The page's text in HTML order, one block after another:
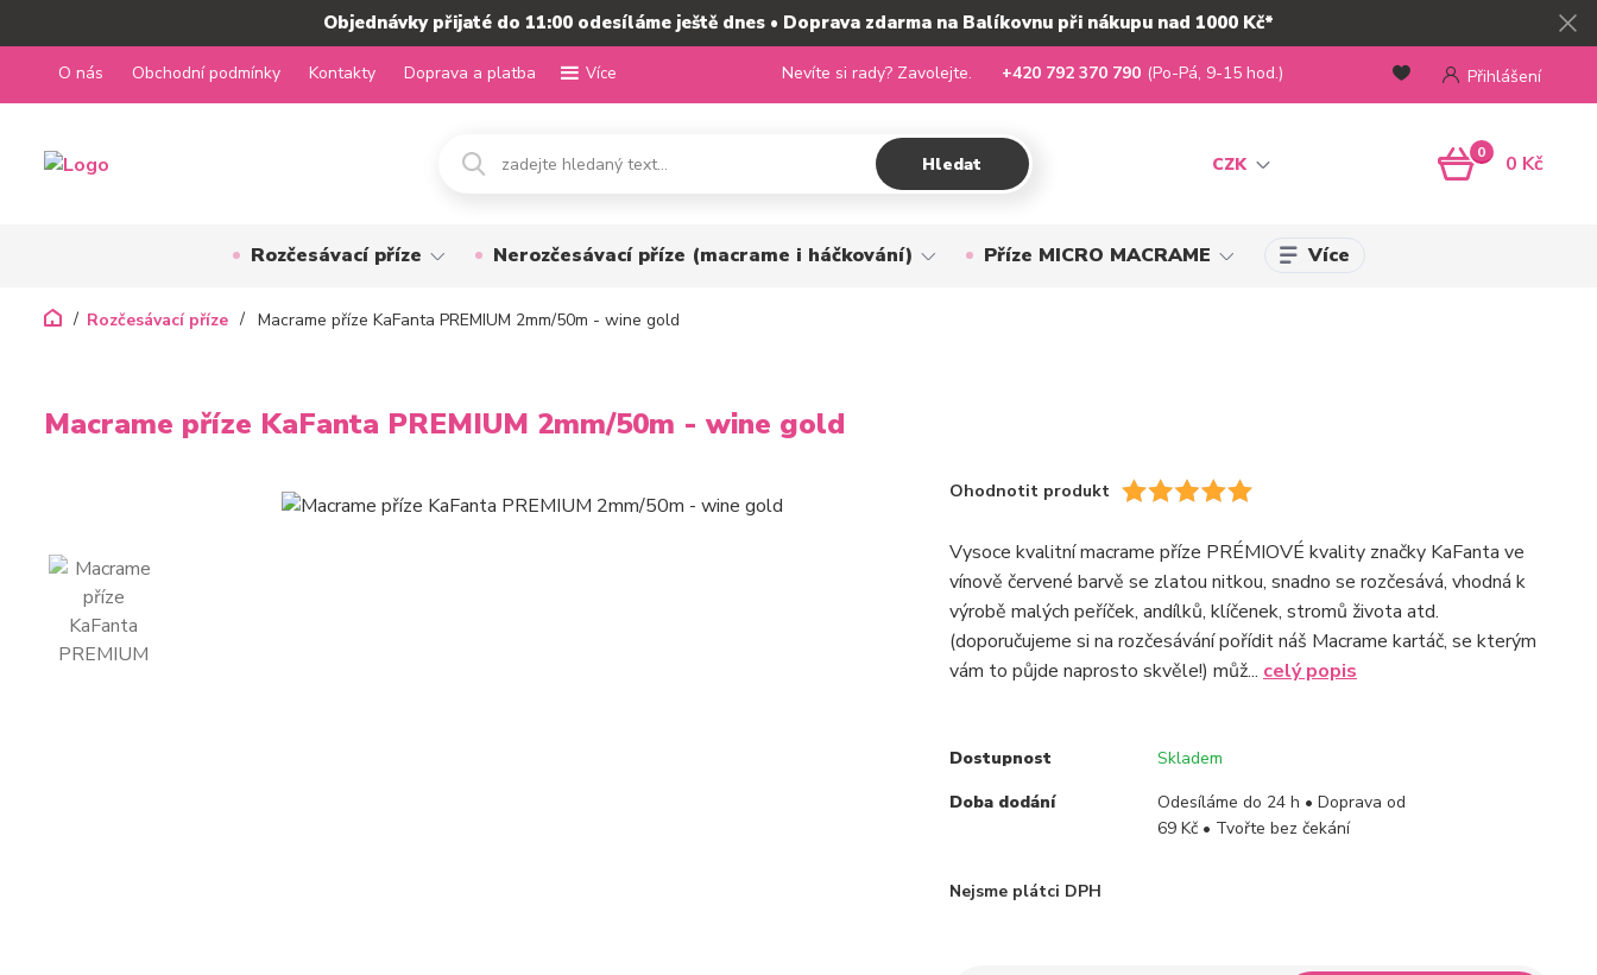
Objednávky přijaté do 11:00 odesíláme ještě dnes • Doprava zdarma na Balíkovnu při nákupu nad 1000 Kč*
O nás Obchodní podmínky Kontakty Doprava a platba Více
CZK
Přihlášení
Hledat
Nevíte si rady? Zavolejte. +420 792 370 790 (Po-Pá, 9-15 hod.)
0 0 Kč
Rozčesávací příze Nerozčesávací příze (macrame i háčkování) Příze MICRO MACRAME Více
Rozčesávací příze Macrame příze KaFanta PREMIUM 2mm/50m - wine gold
Macrame příze KaFanta PREMIUM 2mm/50m - wine gold
Ohodnotit produkt
Vysoce kvalitní macrame příze PRÉMIOVÉ kvality značky KaFanta ve
vínově červené barvě se zlatou nitkou, snadno se rozčesává, vhodná k
výrobě malých peříček, andílků, klíčenek, stromů života atd.
(doporučujeme si na rozčesávání pořídit náš Macrame kartáč, se kterým
vám to půjde naprosto skvěle!) můž... celý popis
Dostupnost
Skladem
Doba dodání
Odesíláme do 24 h • Doprava od
69 Kč • Tvořte bez čekání
Nejsme plátci DPH